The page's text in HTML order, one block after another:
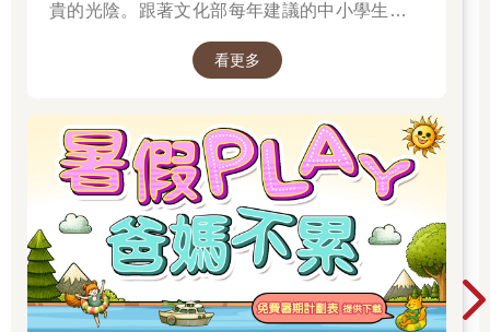
貴的光陰。跟著文化部每年建議的中小學生讀物
看更多